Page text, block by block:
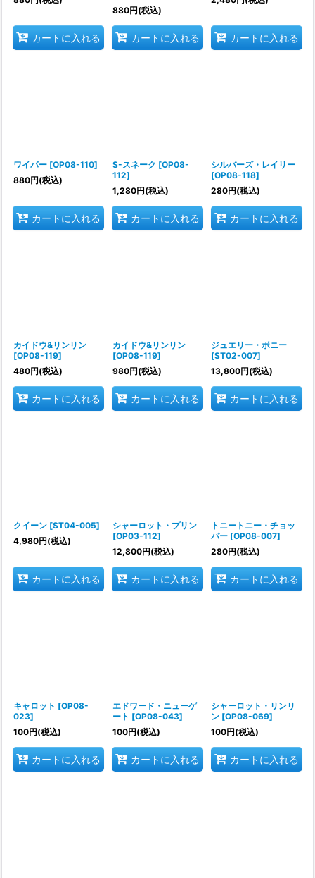
カートに入れる
880円(税込)
カートに入れる カートに入れる
ワイパー [OP08-110]
880円(税込)
カートに入れる
S-スネーク [OP08-
112]
1,280円(税込)
カートに入れる
シルバーズ・レイリー
[OP08-118]
280円(税込)
カートに入れる
カイドウ&リンリン
[OP08-119]
480円(税込)
カートに入れる
カイドウ&リンリン
[OP08-119]
980円(税込)
カートに入れる
ジュエリー・ボニー
[ST02-007]
13,800円(税込)
カートに入れる
クイーン [ST04-005]
4,980円(税込)
カートに入れる
シャーロット・プリン
[OP03-112]
12,800円(税込)
カートに入れる
トニートニー・チョッ
パー [OP08-007]
280円(税込)
カートに入れる
キャロット [OP08-
023]
100円(税込)
カートに入れる
エドワード・ニューゲ
ート [OP08-043]
100円(税込)
カートに入れる
シャーロット・リンリ
ン [OP08-069]
100円(税込)
カートに入れる